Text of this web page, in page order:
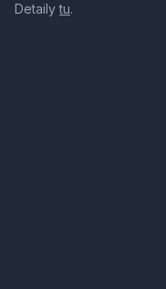
Detailytu.